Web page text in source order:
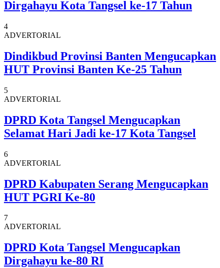
Dirgahayu Kota Tangsel ke-17 Tahun
4
ADVERTORIAL
Dindikbud Provinsi Banten Mengucapkan
HUT Provinsi Banten Ke-25 Tahun
5
ADVERTORIAL
DPRD Kota Tangsel Mengucapkan
Selamat Hari Jadi ke-17 Kota Tangsel
6
ADVERTORIAL
DPRD Kabupaten Serang Mengucapkan
HUT PGRI Ke-80
7
ADVERTORIAL
DPRD Kota Tangsel Mengucapkan
Dirgahayu ke-80 RI